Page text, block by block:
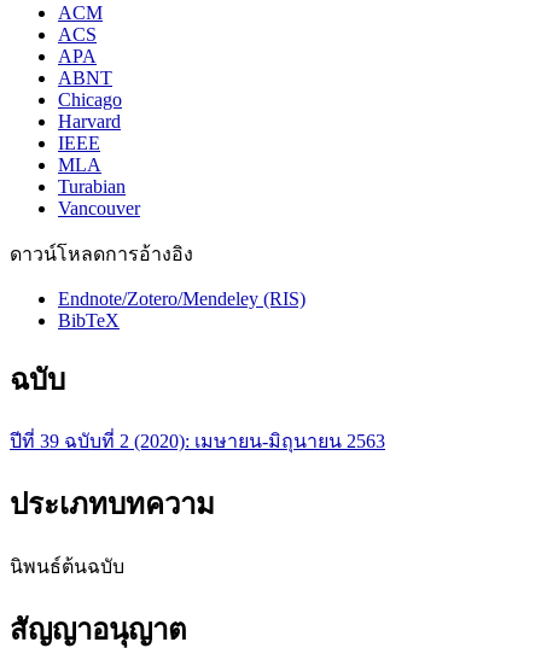
ACM
ACS
APA
ABNT
Chicago
Harvard
IEEE
MLA
Turabian
Vancouver
ดาวน์โหลดการอ้างอิง
Endnote/Zotero/Mendeley (RIS)
BibTeX
ฉบับ
ปีที่ 39 ฉบับที่ 2 (2020): เมษายน-มิถุนายน 2563
ประเภทบทความ
นิพนธ์ต้นฉบับ
สัญญาอนุญาต